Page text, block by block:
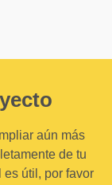
aún más
de tu
es útil, por favor